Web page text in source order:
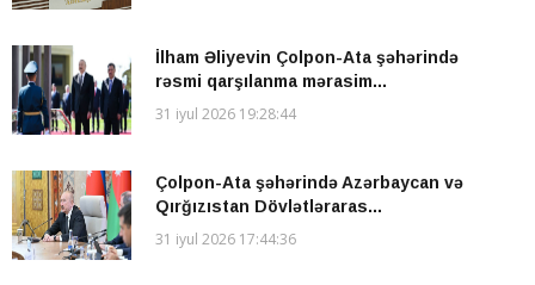
İlham Əliyevin Çolpon-Ata şəhərində
rəsmi qarşılanma mərasim...
31 iyul 2026 19:28:44
Çolpon-Ata şəhərində Azərbaycan və
Qırğızıstan Dövlətləraras...
31 iyul 2026 17:44:36